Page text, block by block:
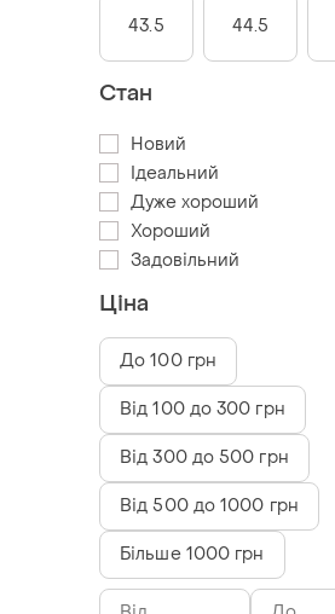
43.5 44.5
Стан
Новий
Ідеальний
Дуже хороший
Хороший
Задовільний
Ціна
До 100 грн
Від 100 до 300 грн
Від 300 до 500 грн
Від 500 до 1000 грн
Більше 1000 грн